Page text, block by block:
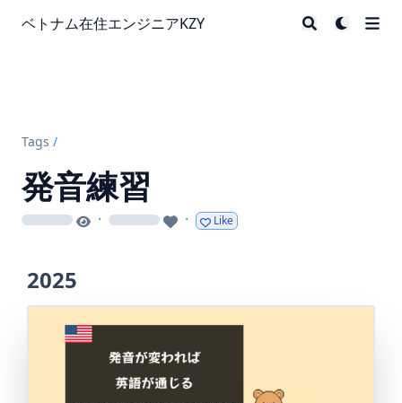
ベトナム在住エンジニアKZY
Tags /
発音練習
loading · loading · Like
2025